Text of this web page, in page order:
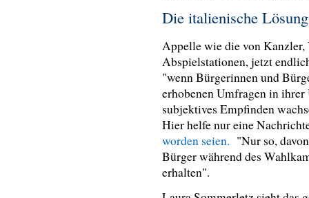
Die italienische
Appelle wie die von Kanzler,
Abspielstationen, jetzt
"wenn Bürgerinnen und
erhobenen Umfragen in
subjektives Empfinden
Hier helfe nur eine
worden seien. "Nur so,
Bürger während des
erhalten".